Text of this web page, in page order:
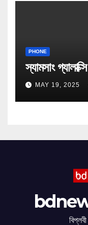
PHONE
স্যামসাং
MAY 19, 2025